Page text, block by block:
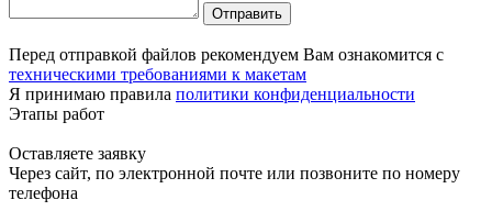
Перед отправкой файлов рекомендуем Вам ознакомится с
техническими требованиями к макетам
Я принимаю правила политики конфиденциальности
Этапы работ
Оставляете заявку
Через сайт, по электронной почте или позвоните по номеру
телефона